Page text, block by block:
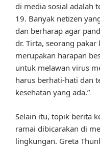
di media sosial adalah
19. Banyak netizen
dan berharap agar
dr. Tirta, seorang pakar
merupakan harapan
untuk melawan virus
harus berhati-hati dan
kesehatan yang ada.”
Selain itu, topik berita
ramai dibicarakan di
lingkungan. Greta